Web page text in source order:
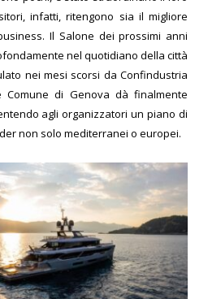
infatti, ritengono sia il migliore
Il Salone dei prossimi anni
nel quotidiano della città
nei mesi scorsi da Confindustria
Comune di Genova dà finalmente
agli organizzatori un piano di
non solo mediterranei o europei.